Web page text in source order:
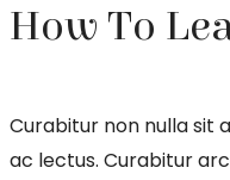
How To
Curabitur non nulla sit
ac lectus. Curabitur